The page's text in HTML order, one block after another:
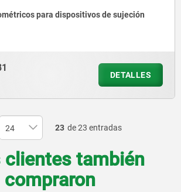
para dispositivos de sujeción
DETALLES
23 de 23 entradas
clientes también
compraron